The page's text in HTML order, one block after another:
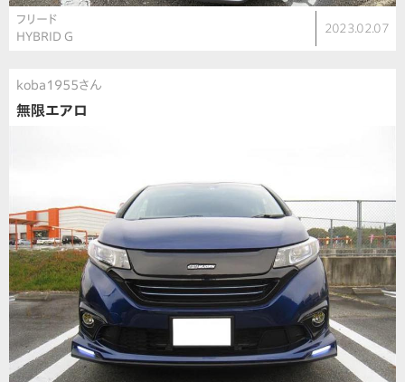
フリード
HYBRID G
2023.02.07
koba1955さん
無限エアロ